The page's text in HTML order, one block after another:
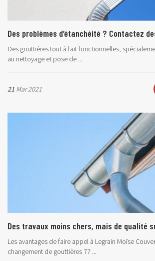
Des problèmes d’étanchéité ? Contactez
Des gouttières tout à fait fonctionnelles,
au nettoyage et pose de ...
21 Mar 2021
Des travaux moins chers, mais de qualité
Les avantages de faire appel à Legrain Moïse
changement de gouttières 77 ...